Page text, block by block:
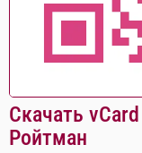
Скачать
Ройтман